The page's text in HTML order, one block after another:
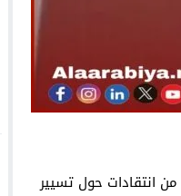
من انتقادات حول تسيير